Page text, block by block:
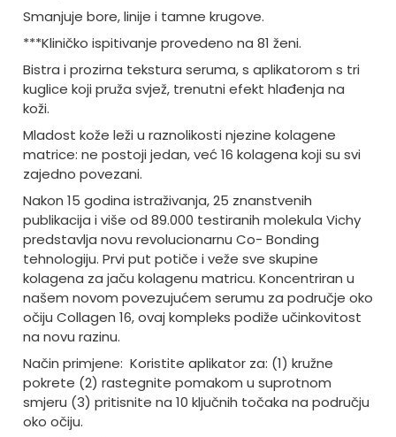
Smanjuje bore, linije i tamne krugove.
***Kliničko ispitivanje provedeno na 81 ženi.
Bistra i prozirna tekstura seruma, s aplikatorom s tri
kuglice koji pruža svjež, trenutni efekt hlađenja na
koži.
Mladost kože leži u raznolikosti njezine kolagene
matrice: ne postoji jedan, već 16 kolagena koji su svi
zajedno povezani.
Nakon 15 godina istraživanja, 25 znanstvenih
publikacija i više od 89.000 testiranih molekula Vichy
predstavlja novu revolucionarnu Co- Bonding
tehnologiju. Prvi put potiče i veže sve skupine
kolagena za jaču kolagenu matricu. Koncentriran u
našem novom povezujućem serumu za područje oko
očiju Collagen 16, ovaj kompleks podiže učinkovitost
na novu razinu.
Način primjene: Koristite aplikator za: (1) kružne
pokrete (2) rastegnite pomakom u suprotnom
smjeru (3) pritisnite na 10 ključnih točaka na području
oko očiju.